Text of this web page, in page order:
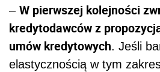
– W pierwszej kolejności
kredytodawców z
umów kredytowych. Jeśli
elastycznością w tym